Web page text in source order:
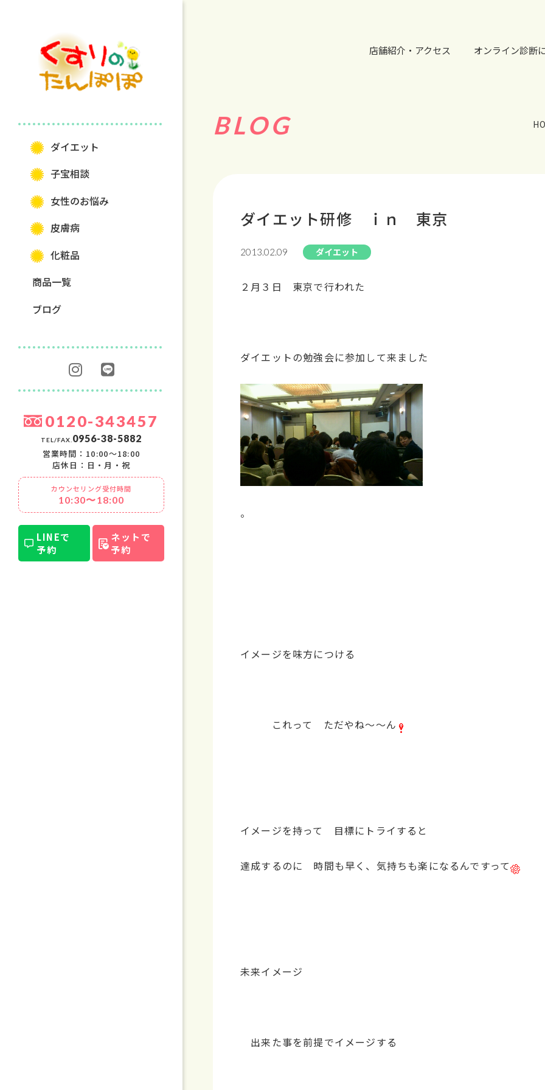
ダイエット
⼦宝相談
⼥性のお悩み
⽪膚病
化粧品
商品一覧
ブログ
0120-343457
TEL/FAX.0956-38-5882
営業時間：10:00〜18:00
店休日：日・月・祝
カウンセリング受付時間
10:30〜18:00
LINEで
予約
ネットで
予約
店舗紹介・アクセス オンライン診断
BLOG
ダイエット研修 ｉｎ 東京
2013.02.09 ダイエット
２月３日 東京で行われた
ダイエットの勉強会に参加して来ました
。
イメージを味方につける
これって ただやね～～ん
イメージを持って 目標にトライすると
達成するのに 時間も早く、気持ちも楽になるんですって
未来イメージ
出来た事を前提でイメージする